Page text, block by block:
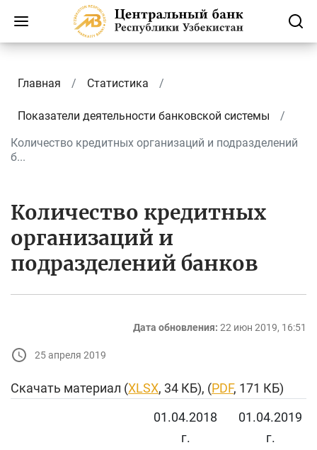
Главная Статистика
Показатели деятельности банковской системы
Количество кредитных организаций и подразделений
б...
Количество кредитных
организаций и
подразделений банков
Дата обновления: 22 июн 2019, 16:51
25 апреля 2019
Скачать материал (XLSX, 34 КБ), (PDF, 171 КБ)
01.04.2018
г.
01.04.2019
г.